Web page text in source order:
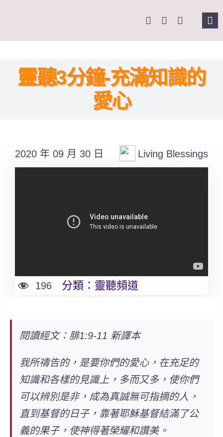
content
關於我們
靈聽3分鐘-充滿知識的
愛心
2020 年 09 月 30 日 Living Blessings
196 分類： 靈聽頻道
閱讀經文：腓1:9-11 新譯本
我所禱告的， 是要你們的愛心，在充足的
知識和各樣的見識上，多而又多，使你們
可以辨別是非，成為真誠無可指摘的人，
直到基督的日子，靠著耶穌基督結滿了公
義的果子，使神得著榮耀和讚美。